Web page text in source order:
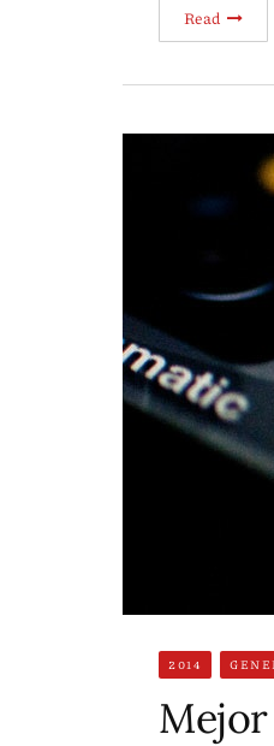
Read
2014